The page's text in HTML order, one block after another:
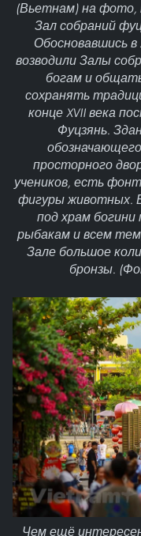
(Вьетнам) на фото,
Зал собраний
Обосновавшись
возводили Залы
богам и
сохранять
конце XVII века
Фуцзянь.
просторного
учеников, есть
фигуры животных.
под храм
рыбакам и всем
Зале большое
бронзы.
Чем ещё